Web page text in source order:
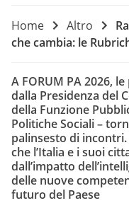
Home Altro
che cambia: le
A FORUM PA 2026,
dalla Presidenza del
della Funzione
Politiche Sociali –
palinsesto di
che l’Italia e i suoi
dall’impatto
delle nuove
futuro del Paese